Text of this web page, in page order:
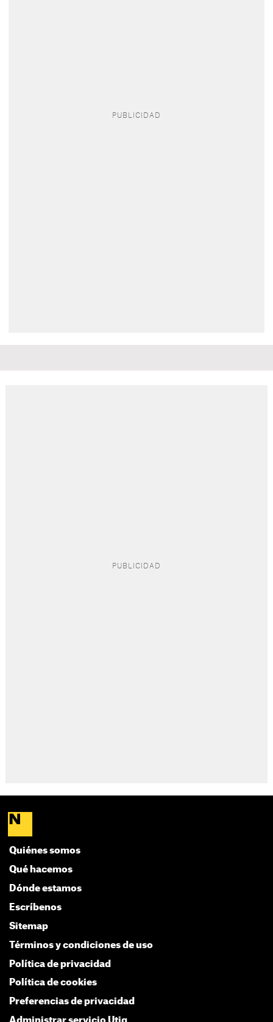
Quiénes somos
Qué hacemos
Dónde estamos
Escríbenos
Sitemap
Términos y condiciones de uso
Política de privacidad
Política de cookies
Preferencias de privacidad